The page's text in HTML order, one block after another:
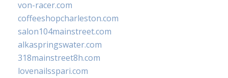
von-racer.com
coffeeshopcharleston.com
salon104mainstreet.com
alkaspringswater.com
318mainstreet8h.com
lovenailsspari.com